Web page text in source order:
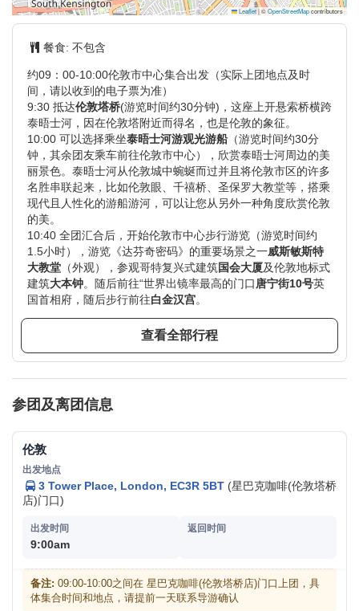
Leaflet|©OpenStreetMapcontributors
餐食: 不包含
约09：00-10:00伦敦市中心集合出发（实际上团地点及时
间，请以收到的电子票为准）
9:30 抵达伦敦塔桥(游览时间约30分钟)，这座上开悬索桥横跨
泰晤士河，因在伦敦塔附近而得名，也是伦敦的象征。
10:00 可以选择乘坐泰晤士河游观光游船 （游览时间约30分
钟，其余团友乘车前往伦敦市中心），欣赏泰晤士河周边的美
丽景色。泰晤士河从伦敦城中蜿蜒而过并且将伦敦市区的许多
名胜串联起来，比如伦敦眼、千禧桥、圣保罗大教堂等，搭乘
现代且人性化的游船游河，可以让您从另外一种角度欣赏伦敦
的美。
10:40 全团汇合后，开始伦敦市中心步行游览（游览时间约
1.5小时），游览《达芬奇密码》的重要场景之一威斯敏斯特
大教堂 （外观），参观哥特复兴式建筑国会大厦及伦敦地标式
建筑大本钟。随后前往“世界出镜率最高的门口唐宁街10号英
国首相府，随后步行前往白金汉宫。
13:00 抵达【特拉法加广场】，稍作休息并用餐。（午餐时间
富、种类之繁多，为全世界博物馆所罕见。
伦敦作为一座融合着第一世界的摩登前卫和第三世界的顽
伦敦塔桥是从英国伦敦泰晤士河口算起的第一座桥
佳的地方，它贯穿于伦敦等数十个英国的城市，其上
游以静态之美著称于世。
查看全部行程
参团及离团信息
伦敦
3 Tower Place, London, EC3R 5BT(星巴克咖啡(伦敦塔桥
店)门口)
9:00am
备注: 09:00-10:00之间在 星巴克咖啡(伦敦塔桥店)门口上团，具
体集合时间和地点，请提前一天联系导游确认